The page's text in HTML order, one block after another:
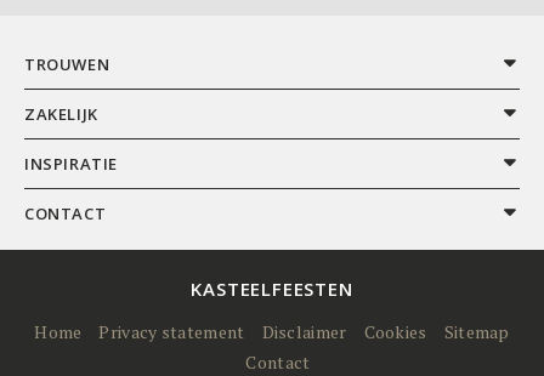
TROUWEN
ZAKELIJK
INSPIRATIE
CONTACT
KASTEELFEESTEN
Home Privacy statement Disclaimer Cookies
Sitemap
Contact